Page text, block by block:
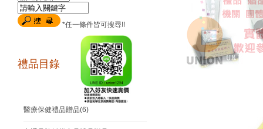
*任一條件皆可搜尋!!
禮品目錄
醫療保健禮品贈品(6)